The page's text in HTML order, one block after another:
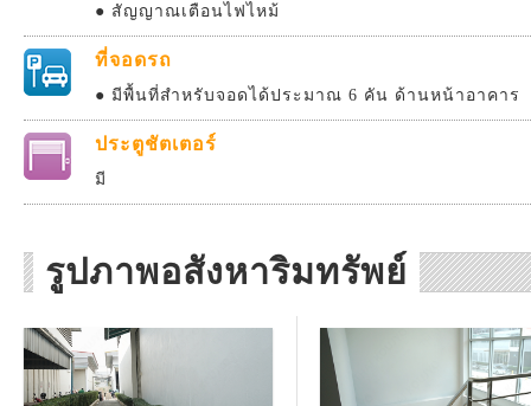
● สัญญาณเตือนไฟไหม้
ที่จอดรถ
● มีพื้นที่สำหรับจอดได้ประมาณ 6 คัน ด้านหน้าอาคาร
ประตูชัตเตอร์
มี
รูปภาพอสังหาริมทรัพย์